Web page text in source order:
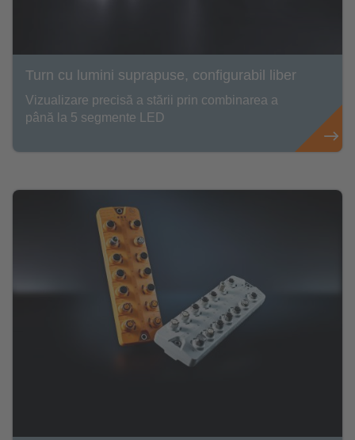
Turn cu lumini suprapuse, configurabil liber
Vizualizare precisă a stării prin combinarea a
până la 5 segmente LED